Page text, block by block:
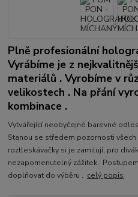
Plně profesionální
Vyrábíme je z
materiálů . Vyrobíme v
velikostech . Na přání
kombinace .
Vytvářející neobyčejné barevné
Stanou se středem pozornosti všech
roztleskávačky si je zamilují, pro
nezapomenutelný zážitek.
doplňovat do výběru . celý popis